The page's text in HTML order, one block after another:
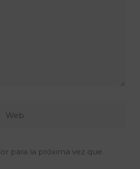
para la próxima vez que